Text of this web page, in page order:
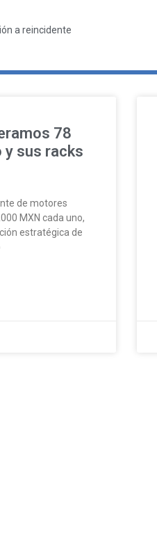
a reincidente
78
sus racks
de motores
MXN cada uno,
estratégica de